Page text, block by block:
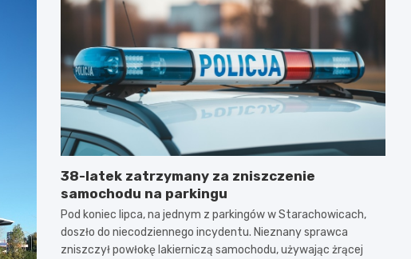
38-latek zatrzymany za zniszczenie
samochodu na parkingu
Pod koniec lipca, na jednym z parkingów w Starachowicach,
doszło do niecodziennego incydentu. Nieznany sprawca
zniszczył powłokę lakierniczą samochodu, używając żrącej